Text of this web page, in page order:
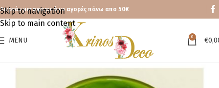
Skip to navigation
Skip to main content
Δωρεάν μεταφορικά με αγορές πάνω απο 50€
MENU 0 €